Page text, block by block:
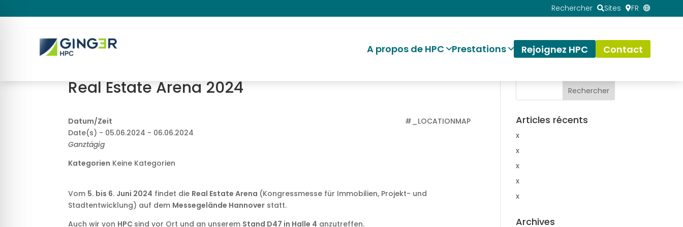
Rechercher Sites FR
A propos de HPC Prestations Rejoignez HPC Contact
Real Estate Arena 2024
#_LOCATIONMAP
Datum/Zeit
Date(s) - 05.06.2024 - 06.06.2024
Ganztägig
Kategorien Keine Kategorien
Vom 5. bis 6. Juni 2024 findet die Real Estate Arena (Kongressmesse für Immobilien, Projekt- und
Stadtentwicklung) auf dem Messegelände Hannover statt.
Auch wir von HPC sind vor Ort und an unserem Stand D47 in Halle 4 anzutreffen.
Articles récents
x
x
x
x
x
Archives